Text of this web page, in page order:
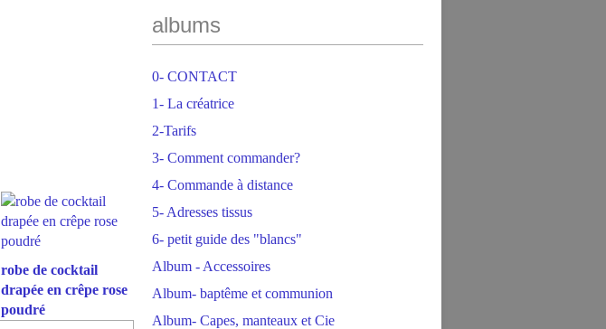
robe de cocktail
drapée en crêpe rose
poudré
albums
0- CONTACT
1- La créatrice
2-Tarifs
3- Comment commander?
4- Commande à distance
5- Adresses tissus
6- petit guide des "blancs"
Album - Accessoires
Album- baptême et communion
Album- Capes, manteaux et Cie